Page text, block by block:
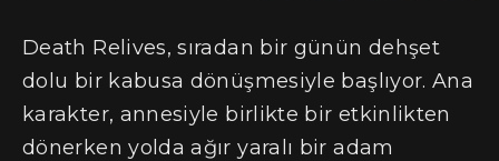
Death Relives, sıradan bir günün dehşet
dolu bir kabusa dönüşmesiyle başlıyor. Ana
karakter, annesiyle birlikte bir etkinlikten
dönerken yolda ağır yaralı bir adam